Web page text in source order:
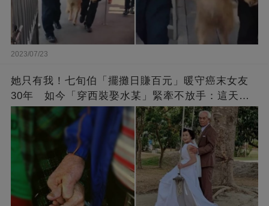
2023/07/23
她只有我！七旬伯「擺攤日賺百元」暖守癌末女友
30年 如今「穿西裝娶水某」緊牽不放手：這天等
了好久